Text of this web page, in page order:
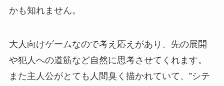
かも知れません。
大人向けゲームなので考え応えがあり、先の展開
や犯人への道筋など自然に思考させてくれます。
また主人公がとても人間臭く描かれていて、”シテ